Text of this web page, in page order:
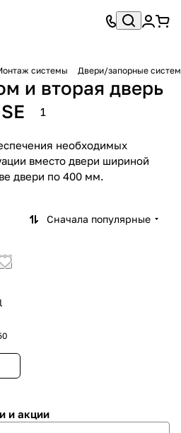
системы Двери/запорные
и вторая дверь
1
необходимых
вместо двери шириной
двери по 400 мм.
Сначала популярные
и акции